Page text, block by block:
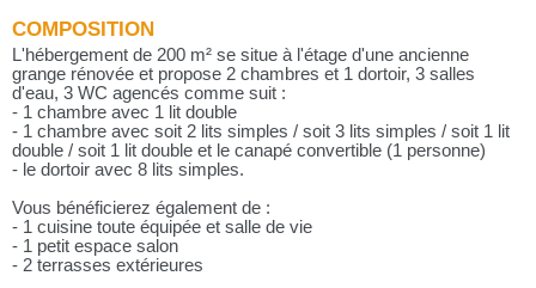
COMPOSITION
L'hébergement de 200 m² se situe à l'étage d'une ancienne
grange rénovée et propose 2 chambres et 1 dortoir, 3 salles
d'eau, 3 WC agencés comme suit :
- 1 chambre avec 1 lit double
- 1 chambre avec soit 2 lits simples / soit 3 lits simples / soit 1 lit
double / soit 1 lit double et le canapé convertible (1 personne)
- le dortoir avec 8 lits simples.
Vous bénéficierez également de :
- 1 cuisine toute équipée et salle de vie
- 1 petit espace salon
- 2 terrasses extérieures